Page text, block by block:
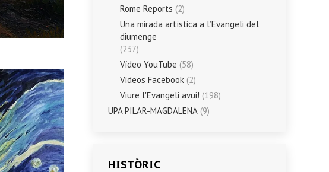
Rome Reports (2)
Una mirada artística a l’Evangeli del
diumenge
(237)
Vídeo YouTube (58)
Vídeos Facebook (2)
Viure l'Evangeli avui! (198)
UPA PILAR-MAGDALENA (9)
HISTÒRIC